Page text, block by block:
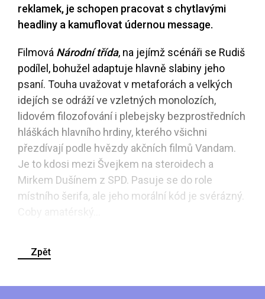
reklamek, je schopen pracovat s chytlavými
headliny a kamuflovat údernou message.
Filmová Národní třída, na jejímž scénáři se Rudiš
podílel, bohužel adaptuje hlavně slabiny jeho
psaní. Touha uvažovat v metaforách a velkých
idejích se odráží ve vzletných monolozích,
lidovém filozofování i plebejsky bezprostředních
hláškách hlavního hrdiny, kterého všichni
přezdívají podle hvězdy akčních filmů Vandam.
Je to kdosi mezi Švejkem na steroidech a
Mirkem Dušínem z SPD. Pasuje se do role
místního šerifa, ale jeho morální kód je svérázný.
Zpět